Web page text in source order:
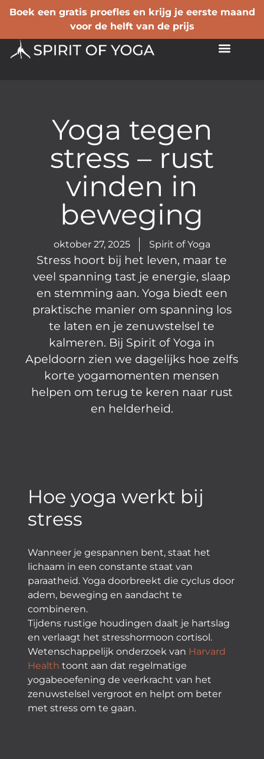
Boek een gratis proefles en krijg je eerste maand
voor de helft van de prijs
Yoga tegen
stress – rust
vinden in
beweging
oktober 27, 2025 Spirit of Yoga
Stress hoort bij het leven, maar te
veel spanning tast je energie, slaap
en stemming aan. Yoga biedt een
praktische manier om spanning los
te laten en je zenuwstelsel te
kalmeren. Bij Spirit of Yoga in
Apeldoorn zien we dagelijks hoe zelfs
korte yogamomenten mensen
helpen om terug te keren naar rust
en helderheid.
Hoe yoga werkt bij
stress
Wanneer je gespannen bent, staat het
lichaam in een constante staat van
paraatheid. Yoga doorbreekt die cyclus door
adem, beweging en aandacht te
combineren.
Tijdens rustige houdingen daalt je hartslag
en verlaagt het stresshormoon cortisol.
Wetenschappelijk onderzoek van Harvard
Health toont aan dat regelmatige
yogabeoefening de veerkracht van het
zenuwstelsel vergroot en helpt om beter
met stress om te gaan.